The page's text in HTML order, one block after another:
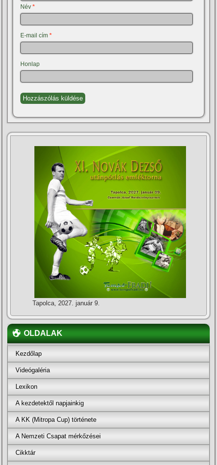
Név*
E-mail cím*
Honlap
Tapolca, 2027. január 9.
OLDALAK
Kezdőlap
Videógaléria
Lexikon
A kezdetektől napjainkig
A KK (Mitropa Cup) története
A Nemzeti Csapat mérkőzései
Cikktár